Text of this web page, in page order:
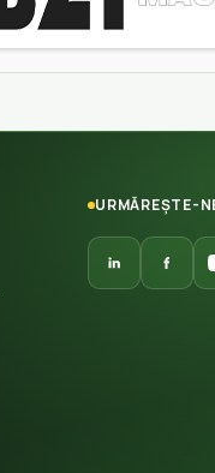
URMĂREȘTE-